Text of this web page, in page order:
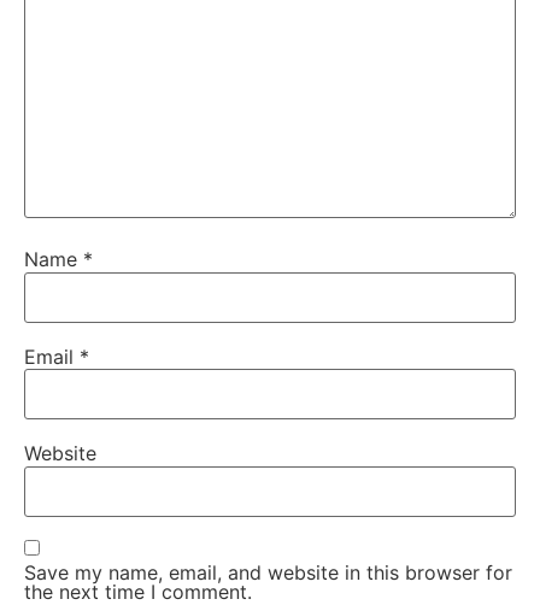
Name *
Email *
Website
Save my name, email, and website in this browser for
the next time I comment.